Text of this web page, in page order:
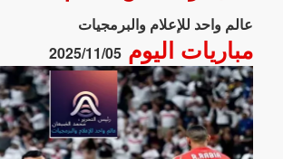
عالم واحد للإعلام والبرمجيات
مباريات اليوم2025/11/05